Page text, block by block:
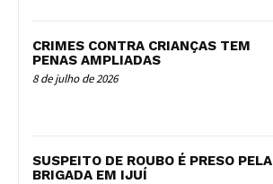
CRIMES CONTRA CRIANÇAS TEM
PENAS AMPLIADAS
8 de julho de 2026
SUSPEITO DE ROUBO É PRESO PELA
BRIGADA EM IJUÍ